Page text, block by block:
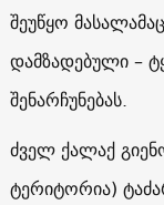
შეუწყო
დამზადებული –
შენარჩუნებას.
ძველ ქალაქ
ტერიტორია)